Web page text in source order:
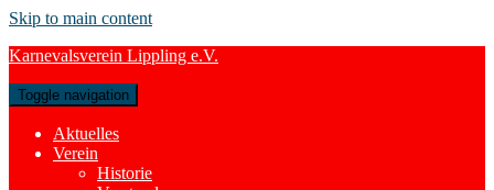
Skip to main content
Karnevalsverein Lippling e.V.
Toggle navigation
Aktuelles
Verein
Historie